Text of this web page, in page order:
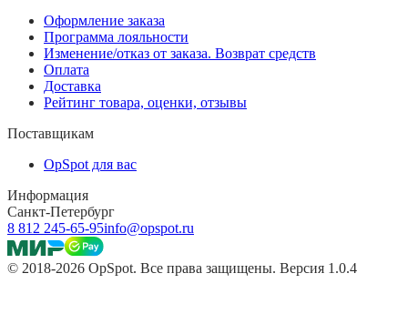
Оформление заказа
Программа лояльности
Изменение/отказ от заказа. Возврат средств
Оплата
Доставка
Рейтинг товара, оценки, отзывы
Поставщикам
OpSpot для вас
Информация
Санкт-Петербург
8 812 245-65-95info@opspot.ru
© 2018-2026 OpSpot. Все права защищены. Версия 1.0.4